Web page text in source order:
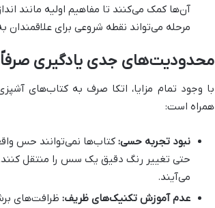
آن‌ها کمک می‌کنند تا مفاهیم اولیه مانند
مرحله می‌تواند نقطه شروعی برای علاقمندان
محدودیت‌های جدی یادگیری صرفاً
با وجود تمام مزایا، اتکا صرف به کتاب‌های
همراه است:
نبود تجربه حسی: کتاب‌ها نمی‌توانند حس
حتی تغییر رنگ دقیق یک سس را منتقل
می‌آیند.
عدم آموزش تکنیک‌های ظریف: ظرافت‌های